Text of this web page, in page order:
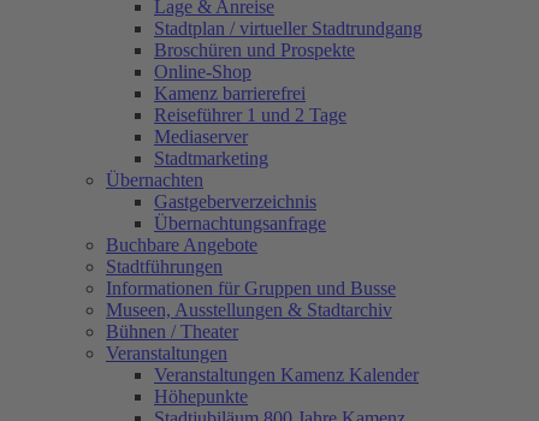
Lage & Anreise
Stadtplan / virtueller Stadtrundgang
Broschüren und Prospekte
Online-Shop
Kamenz barrierefrei
Reiseführer 1 und 2 Tage
Mediaserver
Stadtmarketing
Übernachten
Gastgeberverzeichnis
Übernachtungsanfrage
Buchbare Angebote
Stadtführungen
Informationen für Gruppen und Busse
Museen, Ausstellungen & Stadtarchiv
Bühnen / Theater
Veranstaltungen
Veranstaltungen Kamenz Kalender
Höhepunkte